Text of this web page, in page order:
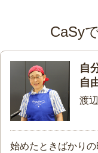
CaSy
自
自
渡
始めたときばかり